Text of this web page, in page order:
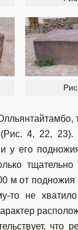
4, 22, 23).
у его
м от
то не